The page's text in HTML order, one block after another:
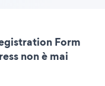
Form
non è mai